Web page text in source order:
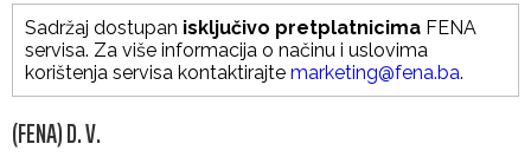
Sadržaj dostupan isključivo pretplatnicima FENA
servisa. Za više informacija o načinu i uslovima
korištenja servisa kontaktirajte marketing@fena.ba.
(FENA) D. V.